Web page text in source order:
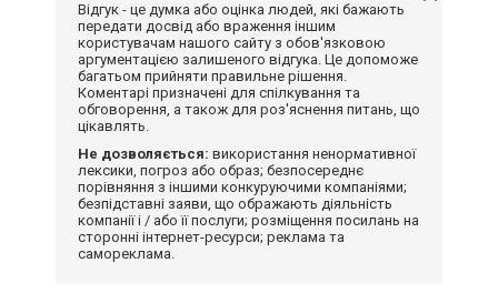
Відгук - це думка або оцінка людей, які бажають
передати досвід або враження іншим
користувачам нашого сайту з обов'язковою
аргументацією залишеного відгука. Це допоможе
багатьом прийняти правильне рішення.
Коментарі призначені для спілкування та
обговорення, а також для роз'яснення питань, що
цікавлять.
Не дозволяється: використання ненормативної
лексики, погроз або образ; безпосереднє
порівняння з іншими конкуруючими компаніями;
безпідставні заяви, що ображають діяльність
компанії і / або її послуги; розміщення посилань на
сторонні інтернет-ресурси; реклама та
самореклама.